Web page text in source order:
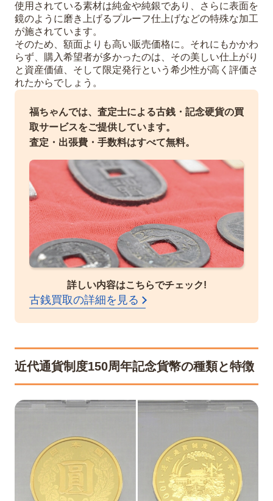
使用されている素材は純金や純銀であり、さらに表面を
鏡のように磨き上げるプルーフ仕上げなどの特殊な加工
が施されています。
そのため、額面よりも高い販売価格に。それにもかかわ
らず、購入希望者が多かったのは、その美しい仕上がり
と資産価値、そして限定発行という希少性が高く評価さ
れたからでしょう。
福ちゃんでは、査定士による古銭・記念硬貨の買
取サービスをご提供しています。
査定・出張費・手数料はすべて無料。
詳しい内容はこちらでチェック!
古銭買取の詳細を見る
近代通貨制度150周年記念貨幣の種類と特徴